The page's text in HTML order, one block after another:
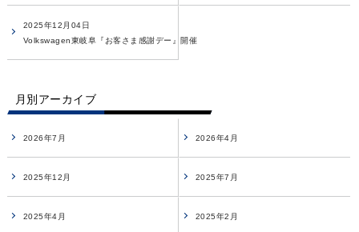
2025年12月04日
Volkswagen東岐阜『お客さま感謝デー』開催
月別アーカイブ
2026年7月 2026年4月
2025年12月 2025年7月
2025年4月 2025年2月